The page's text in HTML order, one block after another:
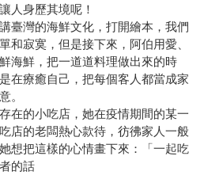
人身歷其境呢！
灣的海鮮文化，打開繪本，我們
和寂寞，但是接下來，阿伯用愛、
海鮮，把一道道料理做出來的時
在療癒自己，把每個客人都當成家
。
的小吃店，她在疫情期間的某一
店的老闆熱心款待，彷彿家人一般
想把這樣的心情畫下來：「一起吃
的話